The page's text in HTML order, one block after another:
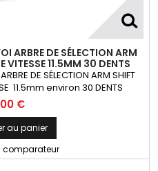
ARBRE DE SÉLECTION ARM
VITESSE 11.5MM 30 DENTS
DE SÉLECTION ARM SHIFT
11.5mm environ 30 DENTS
€
au panier
comparateur